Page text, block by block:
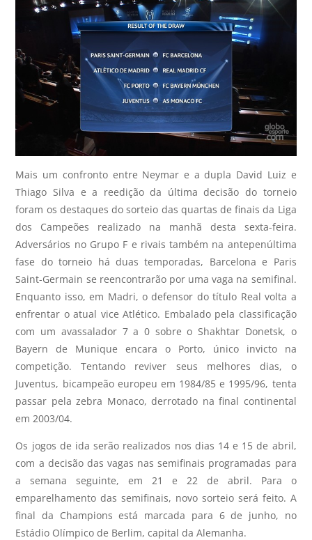
Mais um confronto entre Neymar e a dupla David Luiz e
Thiago Silva e a reedição da última decisão do torneio
foram os destaques do sorteio das quartas de finais da Liga
dos Campeões realizado na manhã desta sexta-feira.
Adversários no Grupo F e rivais também na antepenúltima
fase do torneio há duas temporadas, Barcelona e Paris
Saint-Germain se reencontrarão por uma vaga na semifinal.
Enquanto isso, em Madri, o defensor do título Real volta a
enfrentar o atual vice Atlético. Embalado pela classificação
com um avassalador 7 a 0 sobre o Shakhtar Donetsk, o
Bayern de Munique encara o Porto, único invicto na
competição. Tentando reviver seus melhores dias, o
Juventus, bicampeão europeu em 1984/85 e 1995/96, tenta
passar pela zebra Monaco, derrotado na final continental
em 2003/04.
Os jogos de ida serão realizados nos dias 14 e 15 de abril,
com a decisão das vagas nas semifinais programadas para
a semana seguinte, em 21 e 22 de abril. Para o
emparelhamento das semifinais, novo sorteio será feito. A
final da Champions está marcada para 6 de junho, no
Estádio Olímpico de Berlim, capital da Alemanha.